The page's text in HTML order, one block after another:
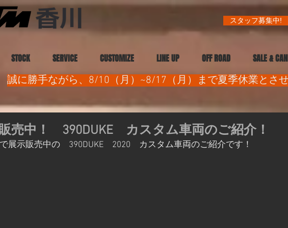
スタッフ募集中!
STOCK SERVICE CUSTOMIZE LINE UP OFF ROAD SALE &
誠に勝手ながら、8/10（月）~8/17（月）まで夏季休業とさ
売中！ 390DUKE カスタム車両のご紹介！
展示販売中の　390DUKE　2020　カスタム車両のご紹介です！